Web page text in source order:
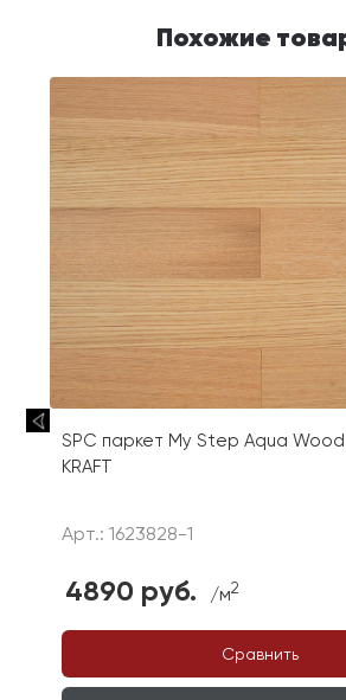
Похожие
SPC паркет My Step Aqua Wood
KRAFT
Арт.: 1623828-1
4890 руб. /м2
Сравнить